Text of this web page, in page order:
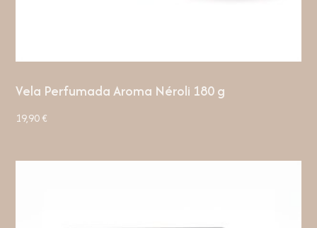
Vela Perfumada Aroma Néroli 180 g
19,90€